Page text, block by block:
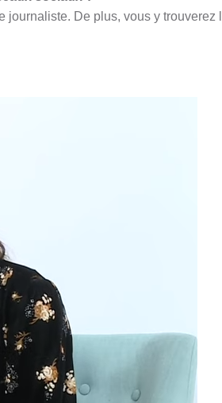
journaliste. De plus, vous y trouverez